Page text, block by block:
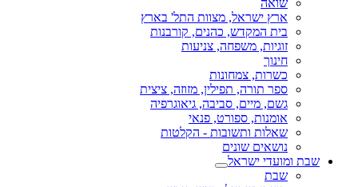
שואה
ארץ ישראל, מצוות התל' בארץ
בית המקדש, כהנים, קורבנות
זוגיות, משפחה, צניעות
חינוך
כשרות, צמחונות
ספר תורה, תפילין, מזוזה, ציצית
גשם, מיים, סביבה, גיאוגרפיה
אומנות, ספורט, פנאי
שאלות ותשובות - הקלטות
נושאים שונים
שבת ומועדי ישראל
שבת